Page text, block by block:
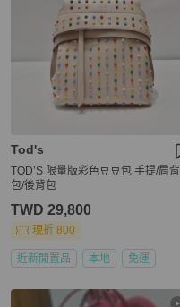
Tod's
TOD’S 限量版彩色豆豆包 手提/肩背
包/後背包
TWD 29,800
現折 800
近新閒置品 本地 免運